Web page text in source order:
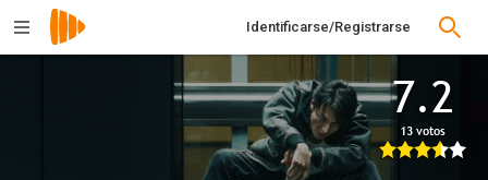
Identificarse/Registrarse
7.2
13 votos